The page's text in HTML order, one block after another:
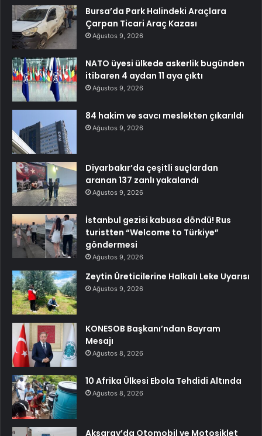
Bursa’da Park Halindeki Araçlara
Çarpan Ticari Araç Kazası
Ağustos 9, 2026
NATO üyesi ülkede askerlik bugünden
itibaren 4 aydan 11 aya çıktı
Ağustos 9, 2026
84 hakim ve savcı meslekten çıkarıldı
Ağustos 9, 2026
Diyarbakır’da çeşitli suçlardan
aranan 137 zanlı yakalandı
Ağustos 9, 2026
İstanbul gezisi kabusa döndü! Rus
turistten “Welcome to Türkiye”
göndermesi
Ağustos 9, 2026
Zeytin Üreticilerine Halkalı Leke Uyarısı
Ağustos 9, 2026
KONESOB Başkanı’ndan Bayram
Mesajı
Ağustos 8, 2026
10 Afrika Ülkesi Ebola Tehdidi Altında
Ağustos 8, 2026
Aksaray’da Otomobil ve Motosiklet